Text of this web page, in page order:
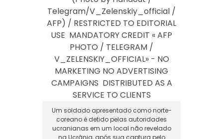
Um soldado apresentado como norte-
coreano é detido pelas autoridades
ucranianas em um local não revelado